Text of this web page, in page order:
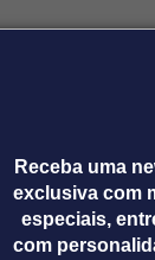
Receba uma
exclusiva com
especiais,
com
Notícias Blog